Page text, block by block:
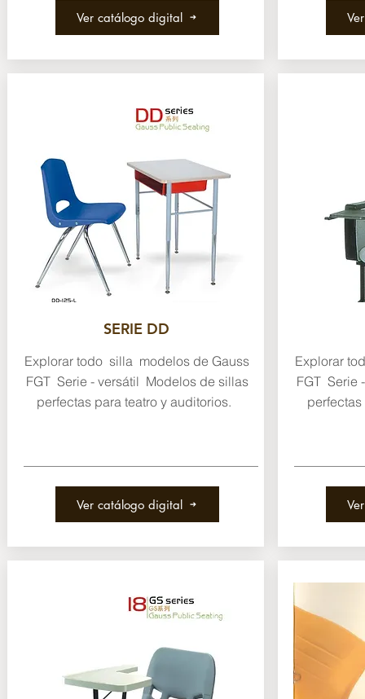
Ver catálogo digital
SERIE DD
Explorar todo silla modelos de Gauss
FGT Serie - versátil Modelos de sillas
perfectas para teatro y auditorios.
Ver catálogo digital
Explorar
FGT Serie